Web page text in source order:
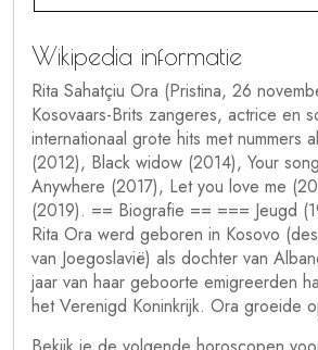
Wikipedia informatie
Rita Sahatçiu Ora (Pristina, 26
Kosovaars-Brits zangeres, actrice en
internationaal grote hits met nummers
(2012), Black widow (2014), Your
Anywhere (2017), Let you love me
(2019). == Biografie == === Jeugd
Rita Ora werd geboren in Kosovo
van Joegoslavië) als dochter van
jaar van haar geboorte emigreerden
het Verenigd Koninkrijk. Ora groeide